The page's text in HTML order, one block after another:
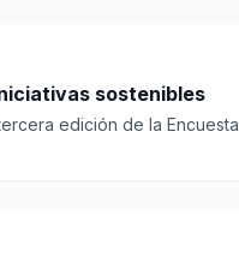
sostenibles
edición de la Encuesta